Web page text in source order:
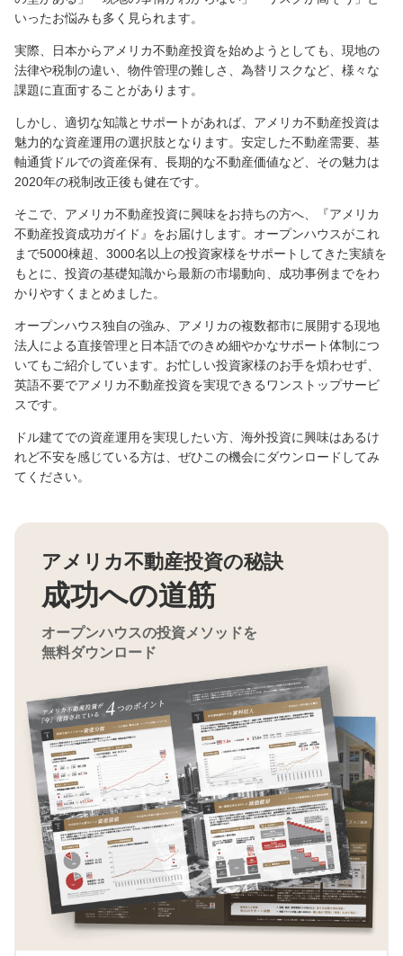
いったお悩みも多く見られます。
実際、日本からアメリカ不動産投資を始めようとしても、現地の
法律や税制の違い、物件管理の難しさ、為替リスクなど、様々な
課題に直面することがあります。
しかし、適切な知識とサポートがあれば、アメリカ不動産投資は
魅力的な資産運用の選択肢となります。安定した不動産需要、基
軸通貨ドルでの資産保有、長期的な不動産価値など、その魅力は
2020年の税制改正後も健在です。
そこで、アメリカ不動産投資に興味をお持ちの方へ、『アメリカ
不動産投資成功ガイド』をお届けします。オープンハウスがこれ
まで5000棟超、3000名以上の投資家様をサポートしてきた実績を
もとに、投資の基礎知識から最新の市場動向、成功事例までをわ
かりやすくまとめました。
オープンハウス独自の強み、アメリカの複数都市に展開する現地
法人による直接管理と日本語でのきめ細やかなサポート体制につ
いてもご紹介しています。お忙しい投資家様のお手を煩わせず、
英語不要でアメリカ不動産投資を実現できるワンストップサービ
スです。
ドル建てでの資産運用を実現したい方、海外投資に興味はあるけ
れど不安を感じている方は、ぜひこの機会にダウンロードしてみ
てください。
アメリカ不動産投資の秘訣
成功への道筋
オープンハウスの投資メソッドを
無料ダウンロード